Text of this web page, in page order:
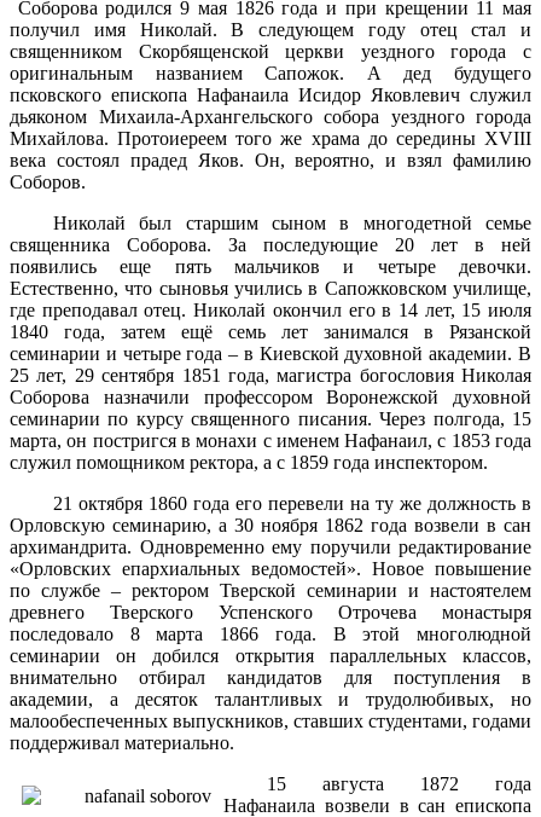
Соборова родился 9 мая 1826 года и при крещении 11 мая
получил имя Николай. В следующем году отец стал и
священником Скорбященской церкви уездного города с
оригинальным названием Сапожок. А дед будущего
псковского епископа Нафанаила Исидор Яковлевич служил
дьяконом Михаила-Архангельского собора уездного города
Михайлова. Протоиереем того же храма до середины XVIII
века состоял прадед Яков. Он, вероятно, и взял фамилию
Соборов.
Николай был старшим сыном в многодетной семье
священника Соборова. За последующие 20 лет в ней
появились еще пять мальчиков и четыре девочки.
Естественно, что сыновья учились в Сапожковском училище,
где преподавал отец. Николай окончил его в 14 лет, 15 июля
1840 года, затем ещё семь лет занимался в Рязанской
семинарии и четыре года – в Киевской духовной академии. В
25 лет, 29 сентября 1851 года, магистра богословия Николая
Соборова назначили профессором Воронежской духовной
семинарии по курсу священного писания. Через полгода, 15
марта, он постригся в монахи с именем Нафанаил, с 1853 года
служил помощником ректора, а с 1859 года инспектором.
21 октября 1860 года его перевели на ту же должность в
Орловскую семинарию, а 30 ноября 1862 года возвели в сан
архимандрита. Одновременно ему поручили редактирование
«Орловских епархиальных ведомостей». Новое повышение
по службе – ректором Тверской семинарии и настоятелем
древнего Тверского Успенского Отрочева монастыря
последовало 8 марта 1866 года. В этой многолюдной
семинарии он добился открытия параллельных классов,
внимательно отбирал кандидатов для поступления в
академии, а десяток талантливых и трудолюбивых, но
малообеспеченных выпускников, ставших студентами, годами
поддерживал материально.
15 августа 1872 года
Нафанаила возвели в сан епископа